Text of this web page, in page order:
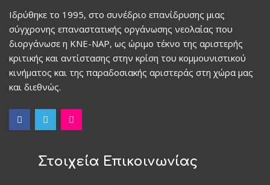
Ιδρύθηκε το 1995, στο συνέδριο επανίδρυσης μιας
σύγχρονης επαναστατικής οργάνωσης νεολαίας που
διοργάνωσε η ΚΝΕ-ΝΑΡ, ως ώριμο τέκνο της αριστερής
κριτικής και αντίστασης στην κρίση του κομμουνιστικού
κινήματος και της παραδοσιακής αριστεράς στη χώρα μας
και διεθνώς.
Στοιχεία Επικοινωνίας